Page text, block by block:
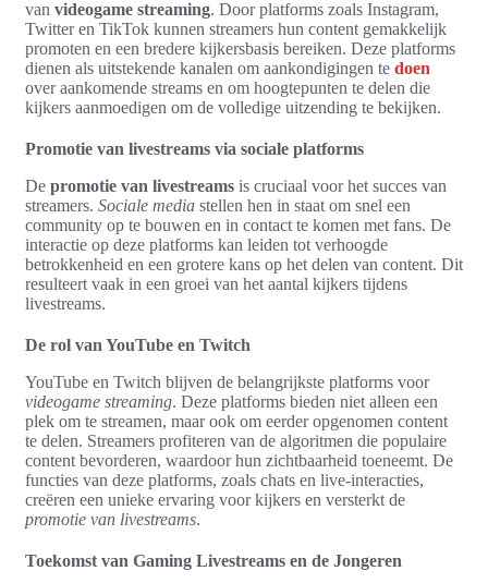
van videogame streaming. Door platforms zoals Instagram,
Twitter en TikTok kunnen streamers hun content gemakkelijk
promoten en een bredere kijkersbasis bereiken. Deze platforms
dienen als uitstekende kanalen om aankondigingen te doen
over aankomende streams en om hoogtepunten te delen die
kijkers aanmoedigen om de volledige uitzending te bekijken.
Promotie van livestreams via sociale platforms
De promotie van livestreams is cruciaal voor het succes van
streamers. Sociale media stellen hen in staat om snel een
community op te bouwen en in contact te komen met fans. De
interactie op deze platforms kan leiden tot verhoogde
betrokkenheid en een grotere kans op het delen van content. Dit
resulteert vaak in een groei van het aantal kijkers tijdens
livestreams.
De rol van YouTube en Twitch
YouTube en Twitch blijven de belangrijkste platforms voor
videogame streaming. Deze platforms bieden niet alleen een
plek om te streamen, maar ook om eerder opgenomen content
te delen. Streamers profiteren van de algoritmen die populaire
content bevorderen, waardoor hun zichtbaarheid toeneemt. De
functies van deze platforms, zoals chats en live-interacties,
creëren een unieke ervaring voor kijkers en versterkt de
promotie van livestreams.
Toekomst van Gaming Livestreams en de Jongeren